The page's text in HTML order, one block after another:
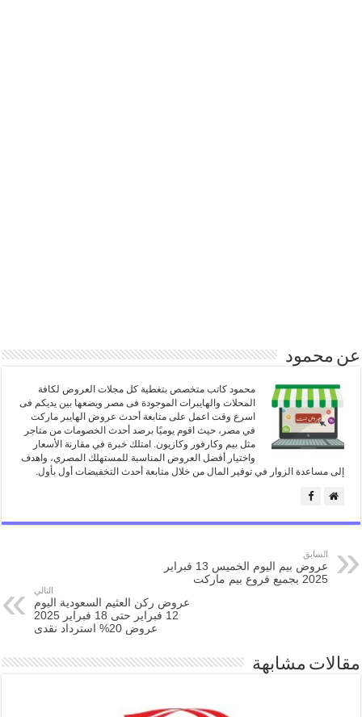
عن محمود
محمود كاتب متخصص بتغطية كل مجلات العروض لكافة
المحلات والهايبرات الموجودة فى مصر ويضعها بين يديكم فى
اسرع وقت اعمل على متابعة أحدث عروض الهايبر ماركت
في مصر، حيث اقوم يوميًا برصد أحدث الخصومات من متاجر
مثل بيم وكارفور وكازيون. امتلك خبرة في مقارنة الأسعار
واختيار أفضل العروض المناسبة للمستهلك المصري، واهدف
إلى مساعدة الزوار في توفير المال من خلال متابعة أحدث التخفيضات أول بأول.
السابق
عروض بيم اليوم الخميس 13 فبراير
2025 بجميع فروع بيم ماركت
التالي
عروض ركن العثيم السعودية اليوم
12 فبراير حتى 18 فبراير 2025
عروض 20% استرداد نقدى
مقالات مشابهة